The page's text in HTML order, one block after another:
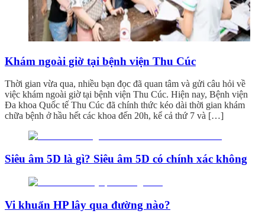
Khám ngoài giờ tại bệnh viện Thu Cúc
Thời gian vừa qua, nhiều bạn đọc đã quan tâm và gửi câu hỏi về
việc khám ngoài giờ tại bệnh viện Thu Cúc. Hiện nay, Bệnh viện
Đa khoa Quốc tế Thu Cúc đã chính thức kéo dài thời gian khám
chữa bệnh ở hầu hết các khoa đến 20h, kể cả thứ 7 và […]
Siêu âm 5D là gì? Siêu âm 5D có chính xác không
Vi khuẩn HP lây qua đường nào?